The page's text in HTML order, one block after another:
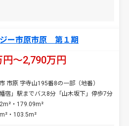
ー市原市原 第１期
円〜2,790万円
市原 字寺山195番8の一部（地番）
宿」駅までバス8分「山木坂下」停歩7分
・179.09m²
・103.5m²